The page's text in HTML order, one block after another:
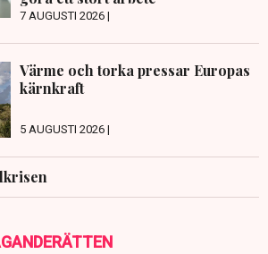
7 AUGUSTI 2026 |
Värme och torka pressar Europas
kärnkraft
5 AUGUSTI 2026 |